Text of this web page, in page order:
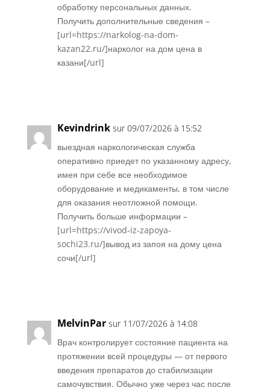
обработку персональных данных.
Получить дополнительные сведения –
[url=https://narkolog-na-dom-
kazan22.ru/]нарколог на дом цена в
казани[/url]
Kevindrink sur 09/07/2026 à 15:52
выездная наркологическая служба
оперативно приедет по указанному адресу,
имея при себе все необходимое
оборудование и медикаменты, в том числе
для оказания неотложной помощи.
Получить больше информации –
[url=https://vivod-iz-zapoya-
sochi23.ru/]вывод из запоя на дому цена
сочи[/url]
MelvinPar sur 11/07/2026 à 14:08
Врач контролирует состояние пациента на
протяжении всей процедуры — от первого
введения препаратов до стабилизации
самочувствия. Обычно уже через час после